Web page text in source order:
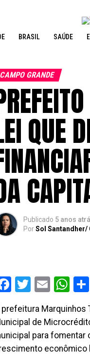
BRASIL SAÚDE
CAMPO GRANDE
QUE
Publicado 5 anos
PorSol Santandher/
Facebook
Twitter
Email
prefeitura Marquinhos
de
para fomentar
econômico